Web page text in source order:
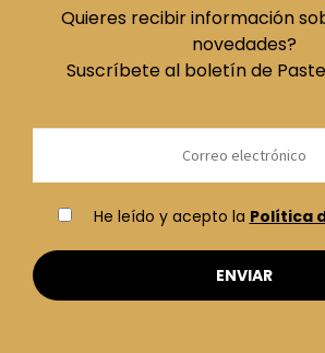
Quieres recibir información
novedades?
Suscríbete al boletín de
He leído y acepto la Política